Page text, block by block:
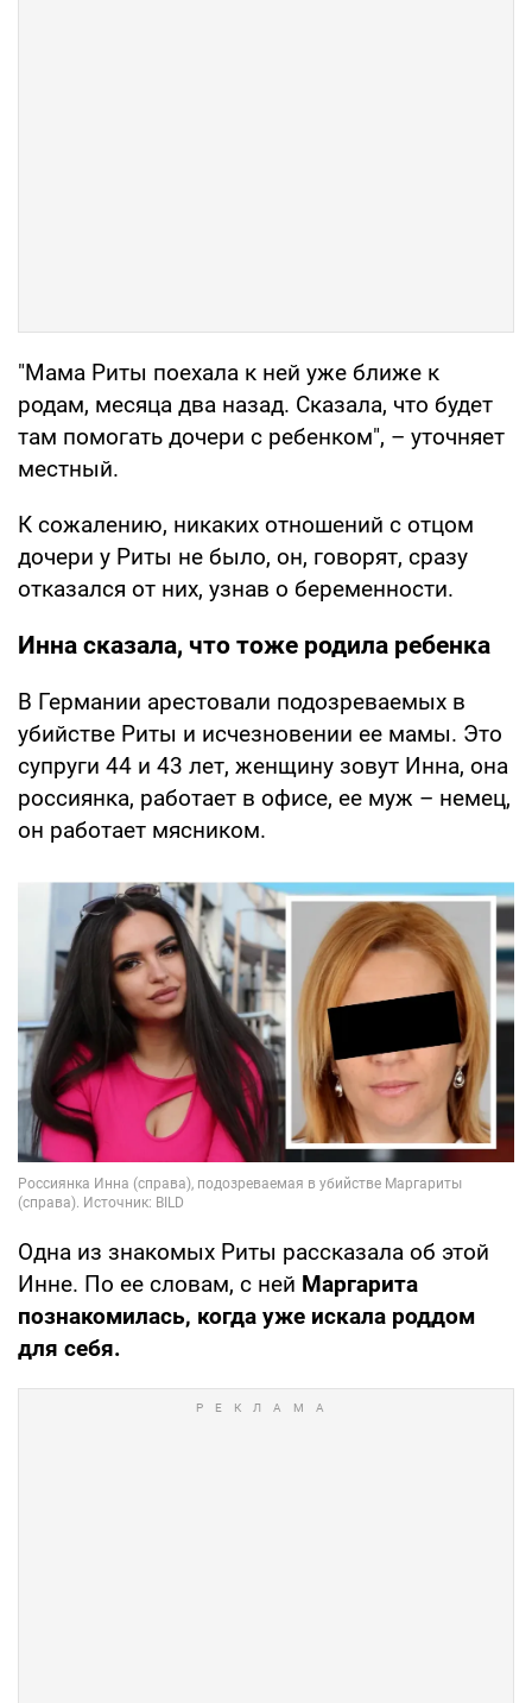
"Мама Риты поехала к ней уже ближе к
родам, месяца два назад. Сказала, что будет
там помогать дочери с ребенком", – уточняет
местный.
К сожалению, никаких отношений с отцом
дочери у Риты не было, он, говорят, сразу
отказался от них, узнав о беременности.
Инна сказала, что тоже родила ребенка
В Германии арестовали подозреваемых в
убийстве Риты и исчезновении ее мамы. Это
супруги 44 и 43 лет, женщину зовут Инна, она
россиянка, работает в офисе, ее муж – немец,
он работает мясником.
Одна из знакомых Риты рассказала об этой
Инне. По ее словам, с ней Маргарита
познакомилась, когда уже искала роддом
для себя.